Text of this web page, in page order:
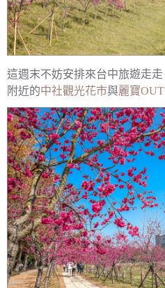
這週末不妨安排來台中旅遊走
附近的中社觀光花市與麗寶